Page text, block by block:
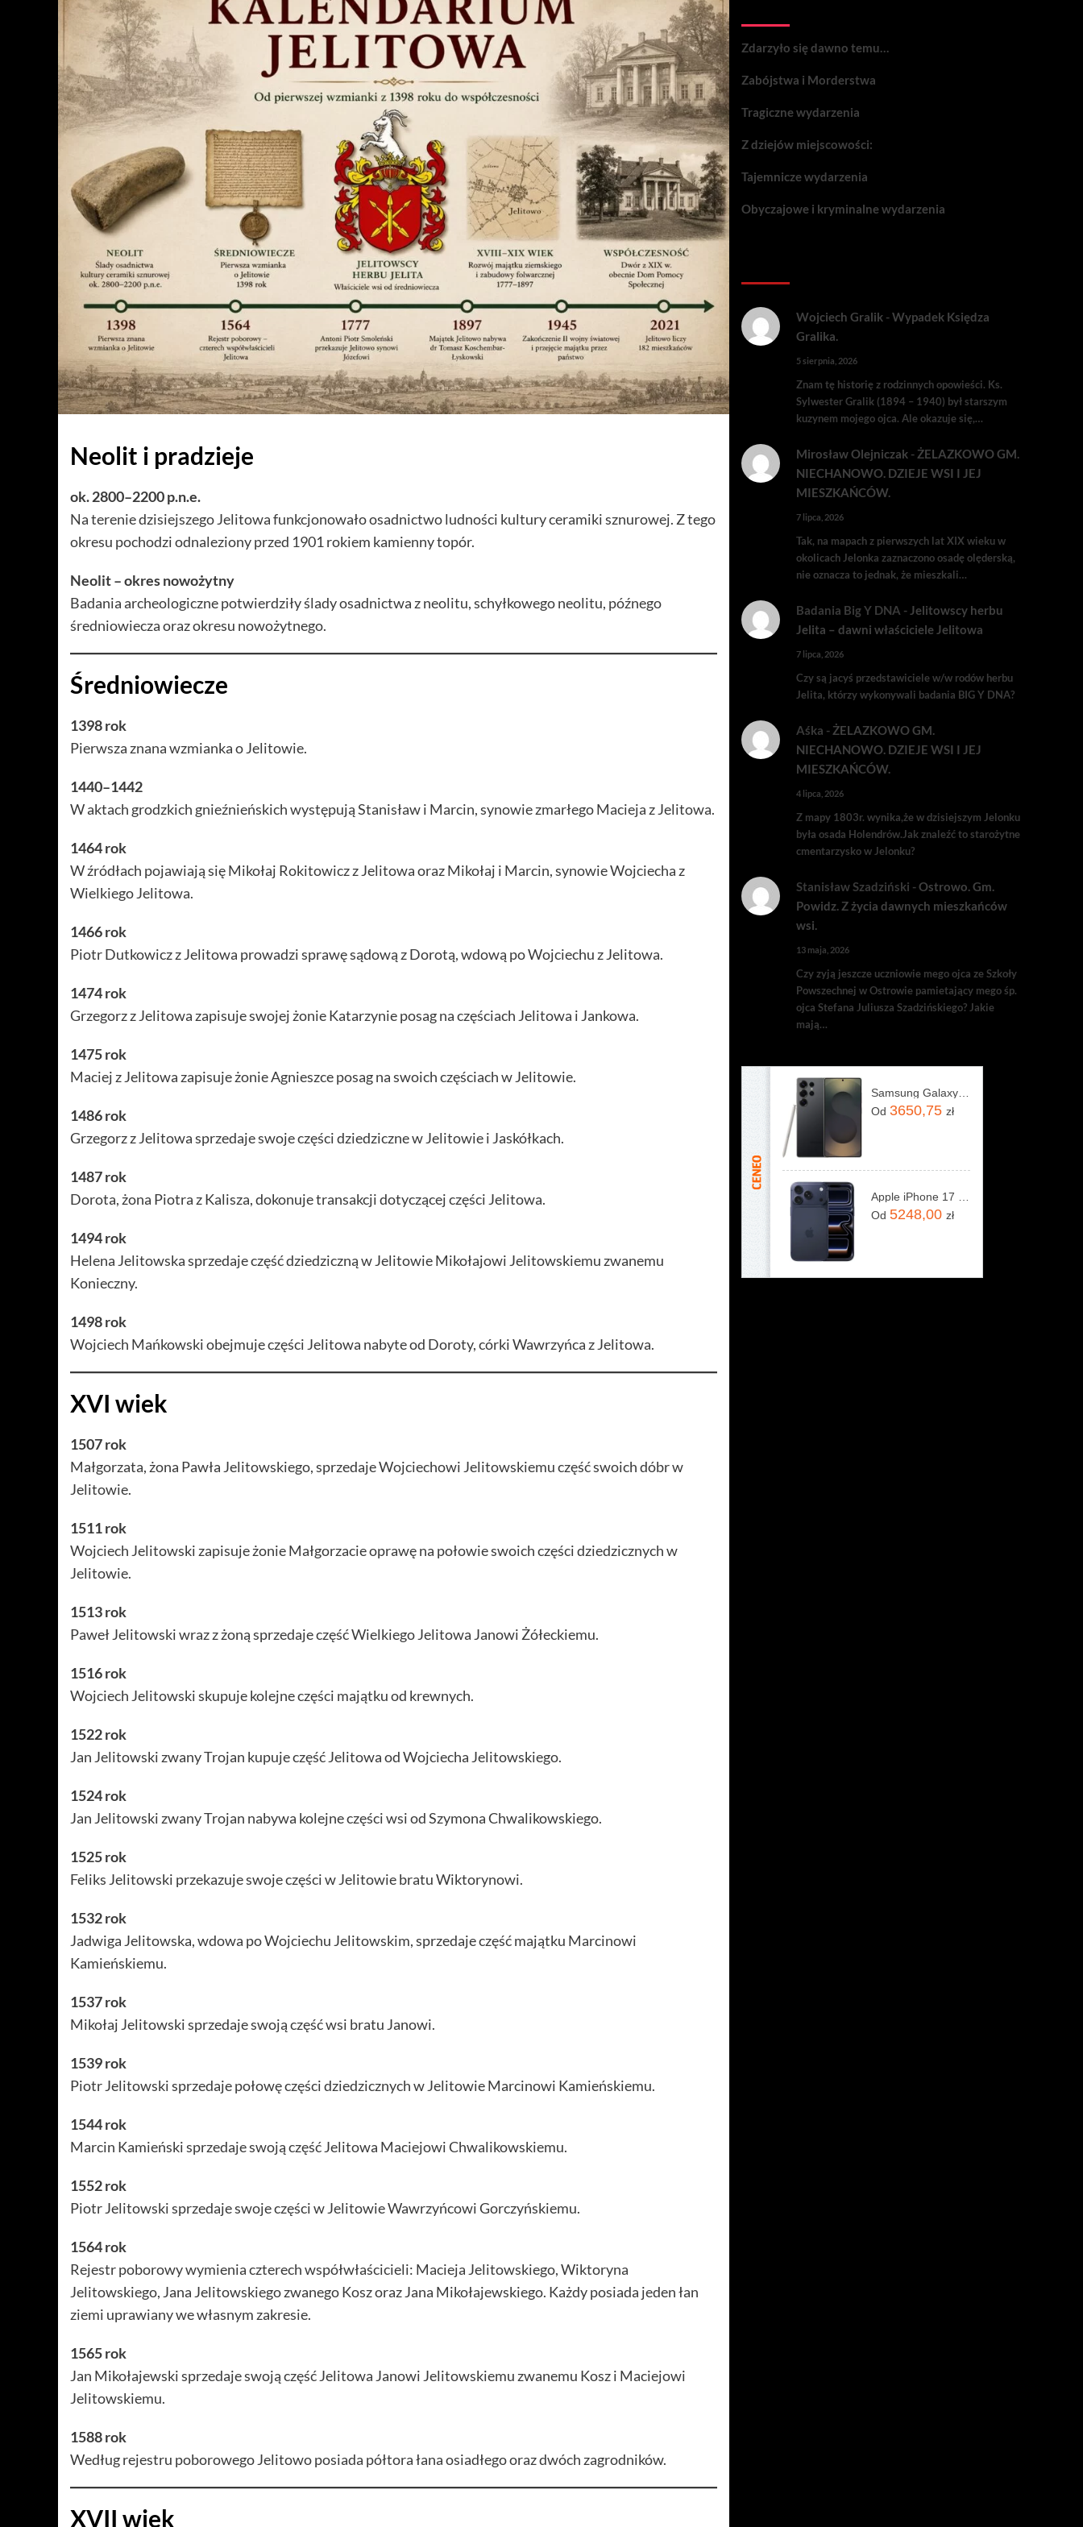
Neolit i pradzieje
ok. 2800–2200 p.n.e.
Na terenie dzisiejszego Jelitowa funkcjonowało osadnictwo ludności kultury ceramiki sznurowej. Z tego
okresu pochodzi odnaleziony przed 1901 rokiem kamienny topór.
Neolit – okres nowożytny
Badania archeologiczne potwierdziły ślady osadnictwa z neolitu, schyłkowego neolitu, późnego
średniowiecza oraz okresu nowożytnego.
Średniowiecze
1398 rok
Pierwsza znana wzmianka o Jelitowie.
1440–1442
W aktach grodzkich gnieźnieńskich występują Stanisław i Marcin, synowie zmarłego Macieja z Jelitowa.
1464 rok
W źródłach pojawiają się Mikołaj Rokitowicz z Jelitowa oraz Mikołaj i Marcin, synowie Wojciecha z
Wielkiego Jelitowa.
1466 rok
Piotr Dutkowicz z Jelitowa prowadzi sprawę sądową z Dorotą, wdową po Wojciechu z Jelitowa.
1474 rok
Grzegorz z Jelitowa zapisuje swojej żonie Katarzynie posag na częściach Jelitowa i Jankowa.
1475 rok
Maciej z Jelitowa zapisuje żonie Agnieszce posag na swoich częściach w Jelitowie.
1486 rok
Grzegorz z Jelitowa sprzedaje swoje części dziedziczne w Jelitowie i Jaskółkach.
1487 rok
Dorota, żona Piotra z Kalisza, dokonuje transakcji dotyczącej części Jelitowa.
1494 rok
Helena Jelitowska sprzedaje część dziedziczną w Jelitowie Mikołajowi Jelitowskiemu zwanemu
Konieczny.
1498 rok
Wojciech Mańkowski obejmuje części Jelitowa nabyte od Doroty, córki Wawrzyńca z Jelitowa.
XVI wiek
1507 rok
Małgorzata, żona Pawła Jelitowskiego, sprzedaje Wojciechowi Jelitowskiemu część swoich dóbr w
Jelitowie.
1511 rok
Wojciech Jelitowski zapisuje żonie Małgorzacie oprawę na połowie swoich części dziedzicznych w
Jelitowie.
1513 rok
Paweł Jelitowski wraz z żoną sprzedaje część Wielkiego Jelitowa Janowi Żółeckiemu.
1516 rok
Wojciech Jelitowski skupuje kolejne części majątku od krewnych.
1522 rok
Jan Jelitowski zwany Trojan kupuje część Jelitowa od Wojciecha Jelitowskiego.
1524 rok
Jan Jelitowski zwany Trojan nabywa kolejne części wsi od Szymona Chwalikowskiego.
1525 rok
Feliks Jelitowski przekazuje swoje części w Jelitowie bratu Wiktorynowi.
1532 rok
Jadwiga Jelitowska, wdowa po Wojciechu Jelitowskim, sprzedaje część majątku Marcinowi
Kamieńskiemu.
1537 rok
Mikołaj Jelitowski sprzedaje swoją część wsi bratu Janowi.
1539 rok
Piotr Jelitowski sprzedaje połowę części dziedzicznych w Jelitowie Marcinowi Kamieńskiemu.
1544 rok
Marcin Kamieński sprzedaje swoją część Jelitowa Maciejowi Chwalikowskiemu.
1552 rok
Piotr Jelitowski sprzedaje swoje części w Jelitowie Wawrzyńcowi Gorczyńskiemu.
1564 rok
Rejestr poborowy wymienia czterech współwłaścicieli: Macieja Jelitowskiego, Wiktoryna
Jelitowskiego, Jana Jelitowskiego zwanego Kosz oraz Jana Mikołajewskiego. Każdy posiada jeden łan
ziemi uprawiany we własnym zakresie.
1565 rok
Jan Mikołajewski sprzedaje swoją część Jelitowa Janowi Jelitowskiemu zwanemu Kosz i Maciejowi
Jelitowskiemu.
1588 rok
Według rejestru poborowego Jelitowo posiada półtora łana osiadłego oraz dwóch zagrodników.
XVII wiek
Zdarzyło się dawno temu…
Zabójstwa i Morderstwa
Tragiczne wydarzenia
Z dziejów miejscowości:
Tajemnicze wydarzenia
Obyczajowe i kryminalne wydarzenia
Wojciech Gralik-Wypadek Księdza
Gralika.
5 sierpnia, 2026
Znam tę historię z rodzinnych opowieści. Ks.
Sylwester Gralik (1894 – 1940) był starszym
kuzynem mojego ojca. Ale okazuje się,…
Mirosław Olejniczak- ŻELAZKOWO GM.
NIECHANOWO. DZIEJE WSI I JEJ
MIESZKAŃCÓW.
7 lipca, 2026
Tak, na mapach z pierwszych lat XIX wieku w
okolicach Jelonka zaznaczono osadę olęderską,
nie oznacza to jednak, że mieszkali…
Badania Big Y DNA - Jelitowscy herbu
Jelita – dawni właściciele Jelitowa
7 lipca, 2026
Czy są jacyś przedstawiciele w/w rodów herbu
Jelita, którzy wykonywali badania BIG Y DNA?
Aśka - ŻELAZKOWO GM.
NIECHANOWO. DZIEJE WSI I JEJ
MIESZKAŃCÓW.
4 lipca, 2026
Z mapy 1803r. wynika,że w dzisiejszym Jelonku
była osada Holendrów.Jak znaleźć to starożytne
cmentarzysko w Jelonku?
Stanisław Szadziński -Ostrowo. Gm.
Powidz. Z życia dawnych mieszkańców
wsi.
13 maja, 2026
Czy zyją jeszcze uczniowie mego ojca ze Szkoły
Powszechnej w Ostrowie pamietający mego śp.
ojca Stefana Juliusza Szadzińskiego? Jakie
mają…
Samsung Galaxy S25 Ultra SM-S938 12/256GB Tytanowy Czarny
Od 3650,75 zł
Od 5248,00 zł